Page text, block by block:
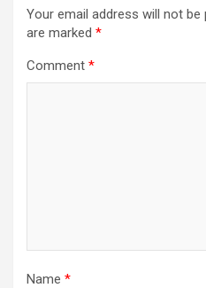
Your email address will not be
are marked *
Comment *
Name *